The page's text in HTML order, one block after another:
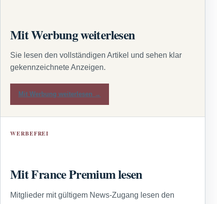
Mit Werbung weiterlesen
Sie lesen den vollständigen Artikel und sehen klar
gekennzeichnete Anzeigen.
Mit Werbung weiterlesen →
WERBEFREI
Mit France Premium lesen
Mitglieder mit gültigem News-Zugang lesen den